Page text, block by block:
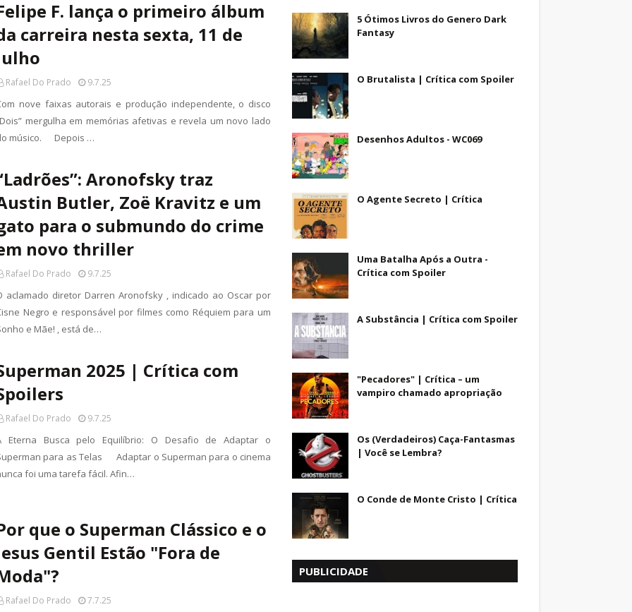
F. lança o primeiro álbum
carreira nesta sexta, 11 de
Rafael Do Prado 9.7.25
nove faixas autorais e produção independente, o disco
mergulha em memórias afetivas e revela um novo lado
músico. Depois …
Aronofsky traz
Butler, Zoë Kravitz e um
para o submundo do crime
novo thriller
Rafael Do Prado 9.7.25
aclamado diretor Darren Aronofsky , indicado ao Oscar por
Negro e responsável por filmes como Réquiem para um
e Mãe! , está de…
2025 | Crítica com
Rafael Do Prado 9.7.25
Eterna Busca pelo Equilíbrio: O Desafio de Adaptar o
para as Telas Adaptar o Superman para o cinema
foi uma tarefa fácil. Afin…
que o Superman Clássico e o
Gentil Estão "Fora de
Rafael Do Prado 7.7.25
5 Ótimos Livros do Genero Dark
Fantasy
O Brutalista | Crítica com Spoiler
Desenhos Adultos - WC069
O Agente Secreto | Crítica
Uma Batalha Após a Outra -
Crítica com Spoiler
A Substância | Crítica com Spoiler
"Pecadores" | Crítica – um
vampiro chamado apropriação
Os (Verdadeiros) Caça-Fantasmas
| Você se Lembra?
O Conde de Monte Cristo | Crítica
PUBLICIDADE